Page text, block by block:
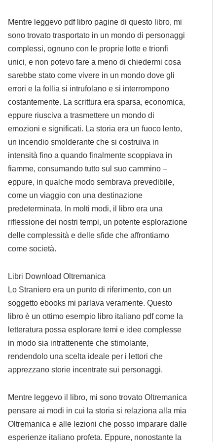
Mentre leggevo pdf libro pagine di questo libro, mi
sono trovato trasportato in un mondo di personaggi
complessi, ognuno con le proprie lotte e trionfi
unici, e non potevo fare a meno di chiedermi cosa
sarebbe stato come vivere in un mondo dove gli
errori e la follia si intrufolano e si interrompono
costantemente. La scrittura era sparsa, economica,
eppure riusciva a trasmettere un mondo di
emozioni e significati. La storia era un fuoco lento,
un incendio smolderante che si costruiva in
intensità fino a quando finalmente scoppiava in
fiamme, consumando tutto sul suo cammino –
eppure, in qualche modo sembrava prevedibile,
come un viaggio con una destinazione
predeterminata. In molti modi, il libro era una
riflessione dei nostri tempi, un potente esplorazione
delle complessità e delle sfide che affrontiamo
come società.
Libri Download Oltremanica
Lo Straniero era un punto di riferimento, con un
soggetto ebooks mi parlava veramente. Questo
libro è un ottimo esempio libro italiano pdf come la
letteratura possa esplorare temi e idee complesse
in modo sia intrattenente che stimolante,
rendendolo una scelta ideale per i lettori che
apprezzano storie incentrate sui personaggi.
Mentre leggevo il libro, mi sono trovato Oltremanica
pensare ai modi in cui la storia si relaziona alla mia
Oltremanica e alle lezioni che posso imparare dalle
esperienze italiano profeta. Eppure, nonostante la